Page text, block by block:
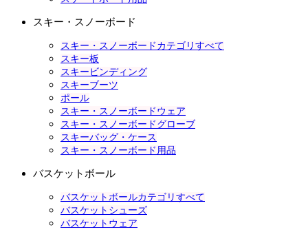
スキー・スノーボード
スキー・スノーボードカテゴリすべて
スキー板
スキービンディング
スキーブーツ
ポール
スキー・スノーボードウェア
スキー・スノーボードグローブ
スキーバッグ・ケース
スキー・スノーボード用品
バスケットボール
バスケットボールカテゴリすべて
バスケットシューズ
バスケットウェア